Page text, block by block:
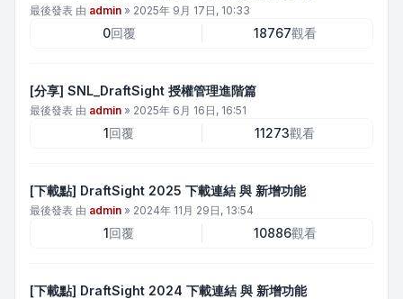
最後發表 由 admin » 2025年 9月 17日, 10:33
0回覆 18767觀看
[分享] SNL_DraftSight 授權管理進階篇
最後發表 由 admin » 2025年 6月 16日, 16:51
1回覆 11273觀看
[下載點] DraftSight 2025 下載連結 與 新增功能
最後發表 由 admin » 2024年 11月 29日, 13:54
1回覆 10886觀看
[下載點] DraftSight 2024 下載連結 與 新增功能